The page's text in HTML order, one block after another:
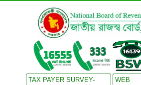
TAX PAYER SURVEY-
WEB